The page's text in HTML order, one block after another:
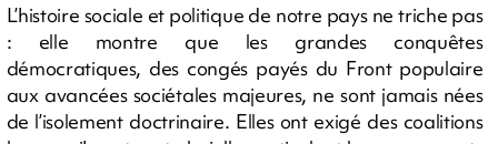
L’histoire sociale et politique de notre pays ne triche pas
: elle montre que les grandes conquêtes
démocratiques, des congés payés du Front populaire
aux avancées sociétales majeures, ne sont jamais nées
de l’isolement doctrinaire. Elles ont exigé des coalitions